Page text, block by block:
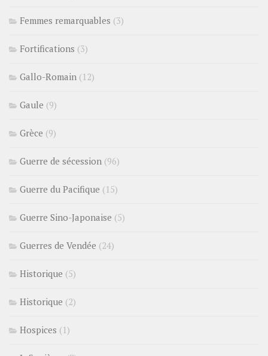
Femmes remarquables (3)
Fortifications (3)
Gallo-Romain (12)
Gaule (9)
Grèce (9)
Guerre de sécession (96)
Guerre du Pacifique (15)
Guerre Sino-Japonaise (5)
Guerres de Vendée (24)
Historique (5)
Historique (2)
Hospices (1)